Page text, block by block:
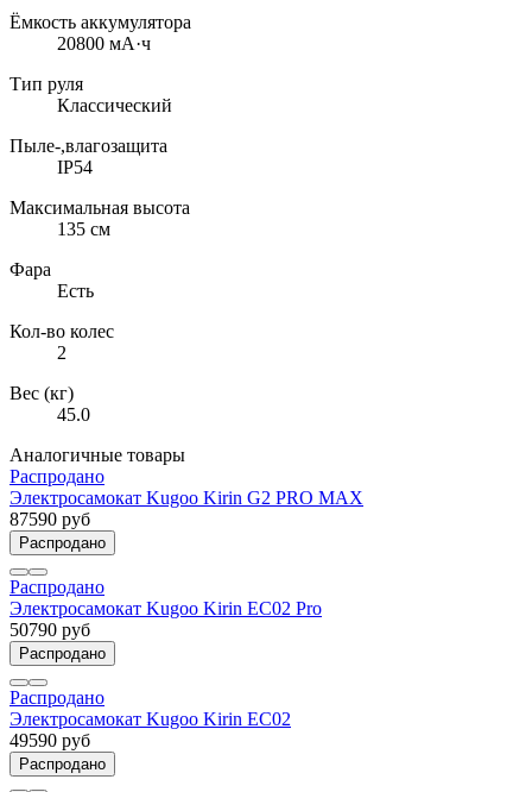
Ёмкость аккумулятора
20800 мА·ч
Тип руля
Классический
Пыле-,влагозащита
IP54
Максимальная высота
135 см
Фара
Есть
Кол-во колес
2
Вес (кг)
45.0
Аналогичные товары
Распродано
Электросамокат Kugoo Kirin G2 PRO MAX
87590 руб
Распродано
Распродано
Электросамокат Kugoo Kirin EC02 Pro
50790 руб
Распродано
Распродано
Электросамокат Kugoo Kirin EC02
49590 руб
Распродано